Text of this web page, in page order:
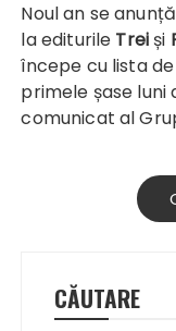
Noul an se anunță bogat în apariții excepționale
la editurile Trei și
începe cu lista
primele șase luni
comunicat al
CĂUTARE